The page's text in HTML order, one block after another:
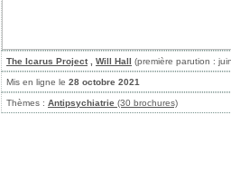
The Icarus Project, Will Hall (première parution :
Mis en ligne le 28 octobre 2021
Thèmes : Antipsychiatrie (30 brochures)